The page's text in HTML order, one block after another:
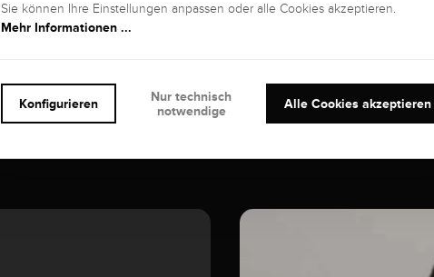
SCHLIFF: 0,22 kt
Sie können Ihre Einstellungen anpassen oder alle Cookies akzeptieren.
Mehr Informationen ...
Alle Cookies akzeptieren
Konfigurieren
Nur technisch
notwendige